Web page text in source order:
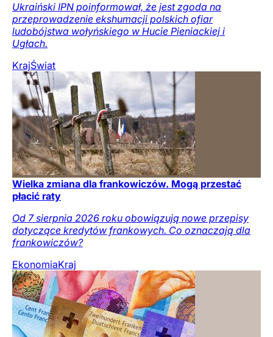
Ukraiński IPN poinformował, że jest zgoda na
przeprowadzenie ekshumacji polskich ofiar
ludobójstwa wołyńskiego w Hucie Pieniackiej i
Ugłach.
KrajŚwiat
Wielka zmiana dla frankowiczów. Mogą przestać
płacić raty
Od 7 sierpnia 2026 roku obowiązują nowe przepisy
dotyczące kredytów frankowych. Co oznaczają dla
frankowiczów?
EkonomiaKraj